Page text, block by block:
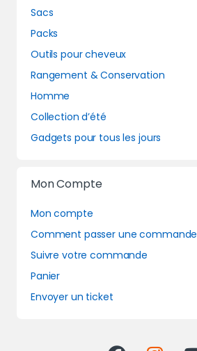
Sacs
Packs
Outils pour cheveux
Rangement & Conservation
Homme
Collection d’été
Gadgets pour tous les jours
Mon Compte
Mon compte
Comment passer une commande
Suivre votre commande
Panier
Envoyer un ticket